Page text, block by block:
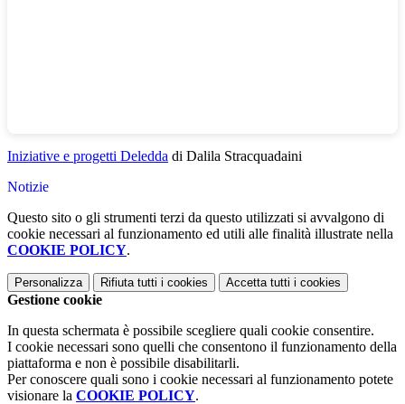
Iniziative e progetti Deledda di Dalila Stracquadaini
Notizie
Questo sito o gli strumenti terzi da questo utilizzati si avvalgono di
cookie necessari al funzionamento ed utili alle finalità illustrate nella
COOKIE POLICY.
Personalizza Rifiuta tutti i cookies Accetta tutti i cookies
Gestione cookie
In questa schermata è possibile scegliere quali cookie consentire.
I cookie necessari sono quelli che consentono il funzionamento della
piattaforma e non è possibile disabilitarli.
Per conoscere quali sono i cookie necessari al funzionamento potete
visionare la COOKIE POLICY.